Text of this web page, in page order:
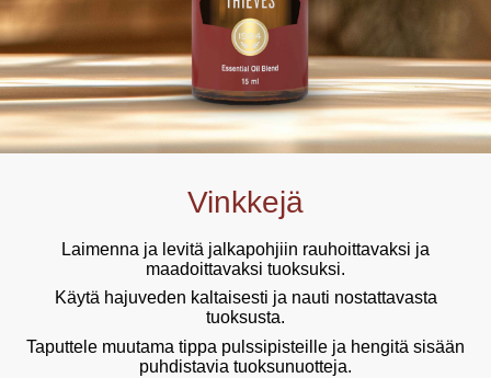
Vinkkejä
Laimenna ja levitä jalkapohjiin rauhoittavaksi ja
maadoittavaksi tuoksuksi.
Käytä hajuveden kaltaisesti ja nauti nostattavasta
tuoksusta.
Taputtele muutama tippa pulssipisteille ja hengitä sisään
puhdistavia tuoksunuotteja.